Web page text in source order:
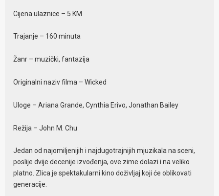
Cijena ulaznice – 5 KM
Trajanje – 160 minuta
Žanr – muzički, fantazija
Originalni naziv filma – Wicked
Uloge – Ariana Grande, Cynthia Erivo, Jonathan Bailey
Režija – John M. Chu
Jedan od najomiljenijih i najdugotrajnijih mjuzikala na sceni,
poslije dvije decenije izvođenja, ove zime dolazi i na veliko
platno. Zlica je spektakularni kino doživljaj koji će oblikovati
generacije.